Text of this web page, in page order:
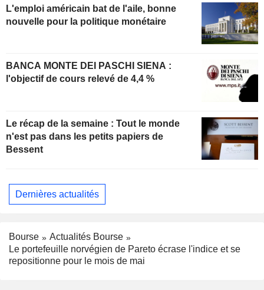
L'emploi américain bat de l'aile, bonne
nouvelle pour la politique monétaire
BANCA MONTE DEI PASCHI SIENA :
l'objectif de cours relevé de 4,4 %
Le récap de la semaine : Tout le monde
n'est pas dans les petits papiers de
Bessent
Dernières actualités
Bourse
Actualités Bourse
Le portefeuille norvégien de Pareto écrase l'indice et se
repositionne pour le mois de mai